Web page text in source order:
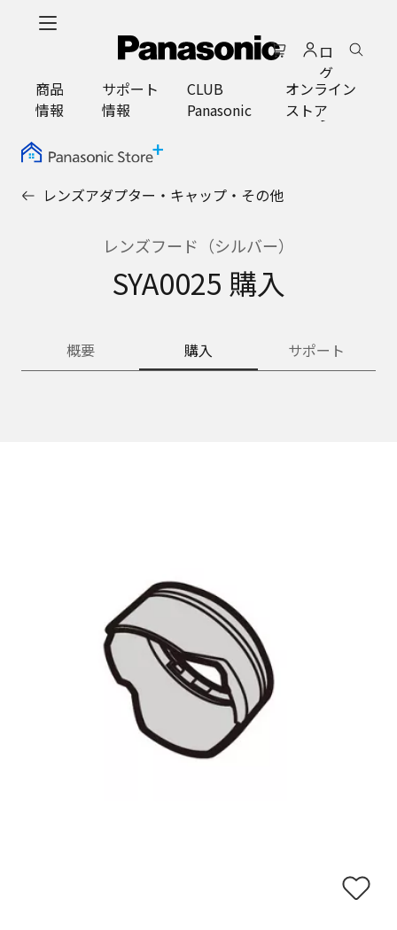
ロ
グ
イ
ン
商品
情報
サポート
情報
CLUB
Panasonic
オンライン
ストア
レンズアダプター・キャップ・その他
レンズフード（シルバー）
SYA0025 購入
概要 購入 サポート